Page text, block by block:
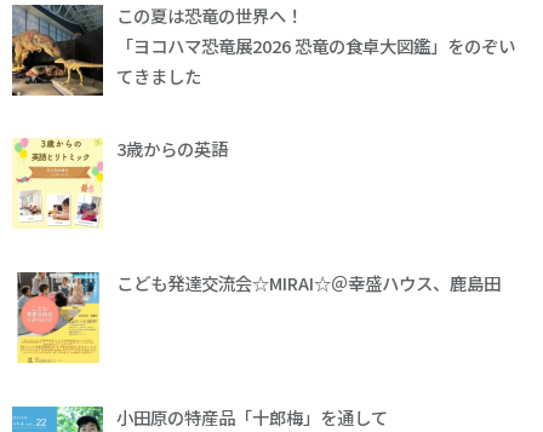
この夏は恐竜の世界へ！
「ヨコハマ恐竜展2026 恐竜の食卓大図鑑」をのぞい
てきました
3歳からの英語
こども発達交流会☆MIRAI☆＠幸盛ハウス、鹿島田
小田原の特産品「十郎梅」を通して